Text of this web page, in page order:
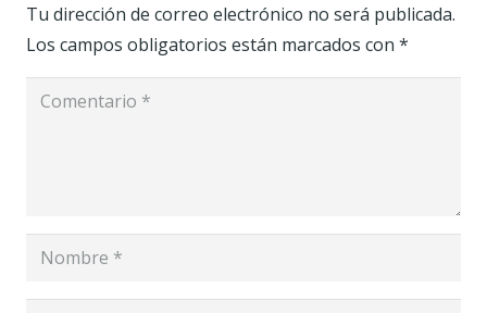
Tu dirección de correo electrónico no será publicada.
Los campos obligatorios están marcados con *